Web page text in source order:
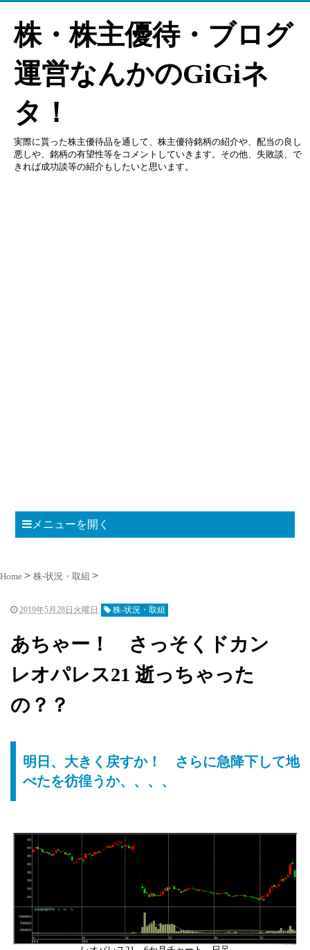
株・株主優待・ブログ
運営なんかのGiGiネ
タ！
実際に貰った株主優待品を通して、株主優待銘柄の紹介や、配当の良し
悪しや、銘柄の有望性等をコメントしていきます。その他、失敗談、で
きれば成功談等の紹介もしたいと思います。
メニューを開く
Home 株-状況・取組
2019年5月28日火曜日 株-状況・取組
あちゃー！ さっそくドカン
レオパレス21 逝っちゃった
の？？
明日、大きく戻すか！ さらに急降下して地
べたを彷徨うか、、、、